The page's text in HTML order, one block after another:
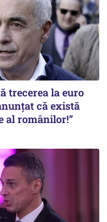
trecerea la euro
că există
al românilor!”